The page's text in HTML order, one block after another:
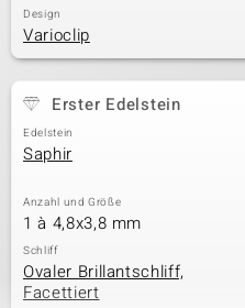
Design
Varioclip
Erster Edelstein
Edelstein
Saphir
Anzahl und Größe
1 à 4,8x3,8 mm
Schliff
Ovaler Brillantschliff,
Facettiert